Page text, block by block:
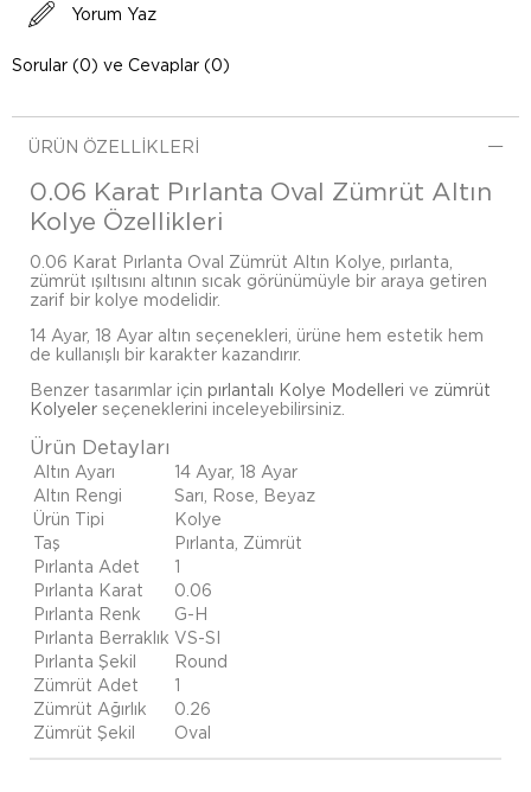
Yorum Yaz
Sorular (0) ve Cevaplar (0)
ÜRÜN ÖZELLIKLERI
0.06 Karat Pırlanta Oval Zümrüt Altın
Kolye Özellikleri
0.06 Karat Pırlanta Oval Zümrüt Altın Kolye, pırlanta,
zümrüt ışıltısını altının sıcak görünümüyle bir araya getiren
zarif bir kolye modelidir.
14 Ayar, 18 Ayar altın seçenekleri, ürüne hem estetik hem
de kullanışlı bir karakter kazandırır.
Benzer tasarımlar için pırlantalı Kolye Modelleri ve zümrüt
Kolyeler seçeneklerini inceleyebilirsiniz.
Ürün Detayları
Altın Ayarı
14 Ayar, 18 Ayar
Altın Rengi
Sarı, Rose, Beyaz
Ürün Tipi
Kolye
Taş
Pırlanta, Zümrüt
Pırlanta Adet
1
Pırlanta Karat
0.06
Pırlanta Renk
G-H
Pırlanta Berraklık VS-SI
Pırlanta Şekil
Round
Zümrüt Adet
1
Zümrüt Ağırlık
0.26
Zümrüt Şekil
Oval